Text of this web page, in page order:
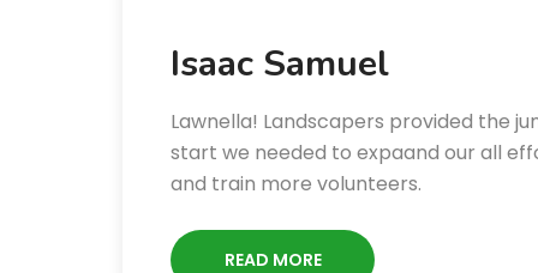
Isaac Samuel
Lawnella! Landscapers provided the
start we needed to expaand our all
and train more volunteers.
READ MORE